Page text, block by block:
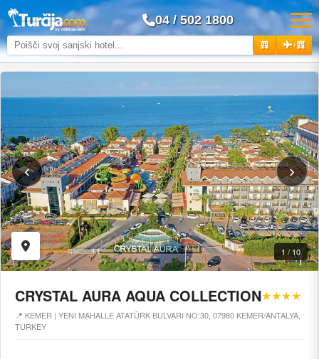
04 / 502 1800
+
‹ ›
1 / 10
CRYSTAL AURA AQUA COLLECTION★★★★
📍 KEMER | YENI MAHALLE ATATÜRK BULVARI NO:30, 07980 KEMER/ANTALYA,
TURKEY